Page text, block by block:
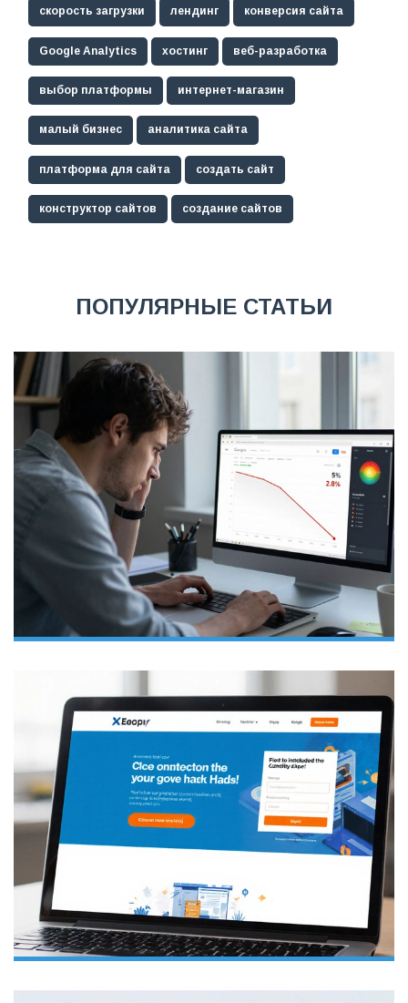
скорость загрузки лендинг конверсия сайта
Google Analytics хостинг веб-разработка
выбор платформы интернет-магазин
малый бизнес аналитика сайта
платформа для сайта создать сайт
конструктор сайтов создание сайтов
ПОПУЛЯРНЫЕ СТАТЬИ